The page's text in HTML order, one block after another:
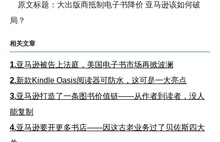
原文标题：大出版商抵制电子书降价 亚马逊该如何破
局？
相关文章
1.亚马逊被告上法庭，美国电子书市场再掀波澜
2.新款Kindle Oasis阅读器可防水，这可是一大亮点
3.亚马逊打造了一条图书价值链——从作者到读者，没人
能复制
4.亚马逊要开更多书店——因这古老业务过了贝佐斯四大